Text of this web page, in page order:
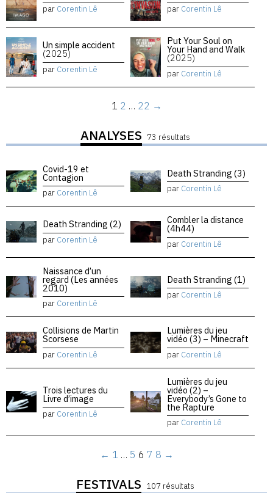
par Corentin Lê par Corentin Lê
Un simple accident
(2025)
par Corentin Lê
Put Your Soul on
Your Hand and Walk
(2025)
par Corentin Lê
1 2 … 22 →
ANALYSES 73 résultats
Covid-19 et
Contagion
par Corentin Lê
Death Stranding (3)
par Corentin Lê
Death Stranding (2)
par Corentin Lê
Combler la distance
(4h44)
par Corentin Lê
Naissance d’un
regard (Les années
2010)
par Corentin Lê
Death Stranding (1)
par Corentin Lê
Collisions de Martin
Scorsese
par Corentin Lê
Lumières du jeu
vidéo (3) – Minecraft
par Corentin Lê
Trois lectures du
Livre d’image
par Corentin Lê
Lumières du jeu
vidéo (2) –
Everybody’s Gone to
the Rapture
par Corentin Lê
← 1 … 5 6 7 8 →
FESTIVALS 107 résultats